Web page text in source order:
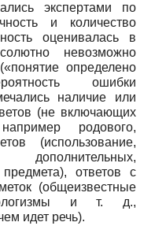
экспертами по
и количество
оценивалась в
невозможно
определено
ошибки
наличие или
(не включающих
родового,
(использование,
ответов с
(общеизвестные
и т. д.,
идет речь).